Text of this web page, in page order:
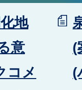
地
意
コメ
(
(